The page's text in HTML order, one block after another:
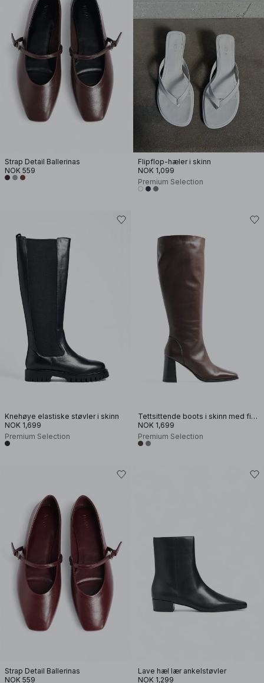
Strap Detail Ballerinas
NOK 559
Flipflop-hæler i skinn
NOK 1,099
Premium Selection
Knehøye elastiske støvler i skinn
NOK 1,699
Premium Selection
Tettsittende boots i skinn med firkantet tå
NOK 1,699
Premium Selection
Strap Detail Ballerinas
NOK 559
Lave hæl lær ankelstøvler
NOK 1,299